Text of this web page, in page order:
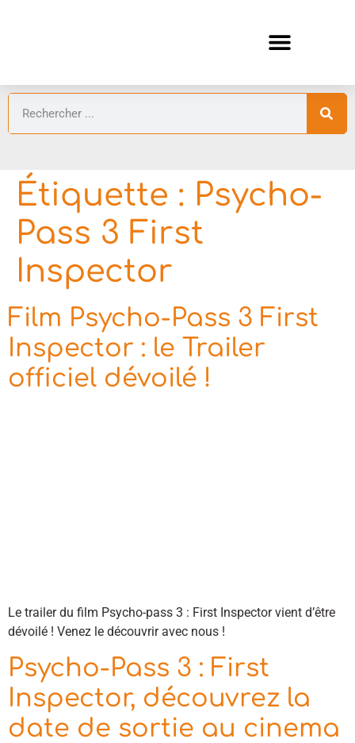
Étiquette : Psycho-
Pass 3 First
Inspector
Film Psycho-Pass 3 First
Inspector : le Trailer
officiel dévoilé !
Le trailer du film Psycho-pass 3 : First Inspector vient d’être
dévoilé ! Venez le découvrir avec nous !
Psycho-Pass 3 : First
Inspector, découvrez la
date de sortie au cinema